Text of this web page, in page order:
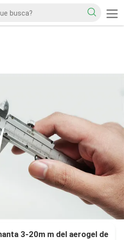
3-20m m del aerogel de